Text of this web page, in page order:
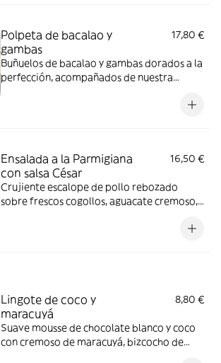
Polpeta de bacalao y
gambas
17,80 €
Buñuelos de bacalao y gambas dorados a la
perfección, acompañados de nuestra
Ensalada a la Parmigiana
con salsa César
16,50 €
Crujiente escalope de pollo rebozado
sobre frescos cogollos, aguacate cremoso,
Lingote de coco y
maracuyá
8,80 €
Suave mousse de chocolate blanco y coco
con cremoso de maracuyá, bizcocho de